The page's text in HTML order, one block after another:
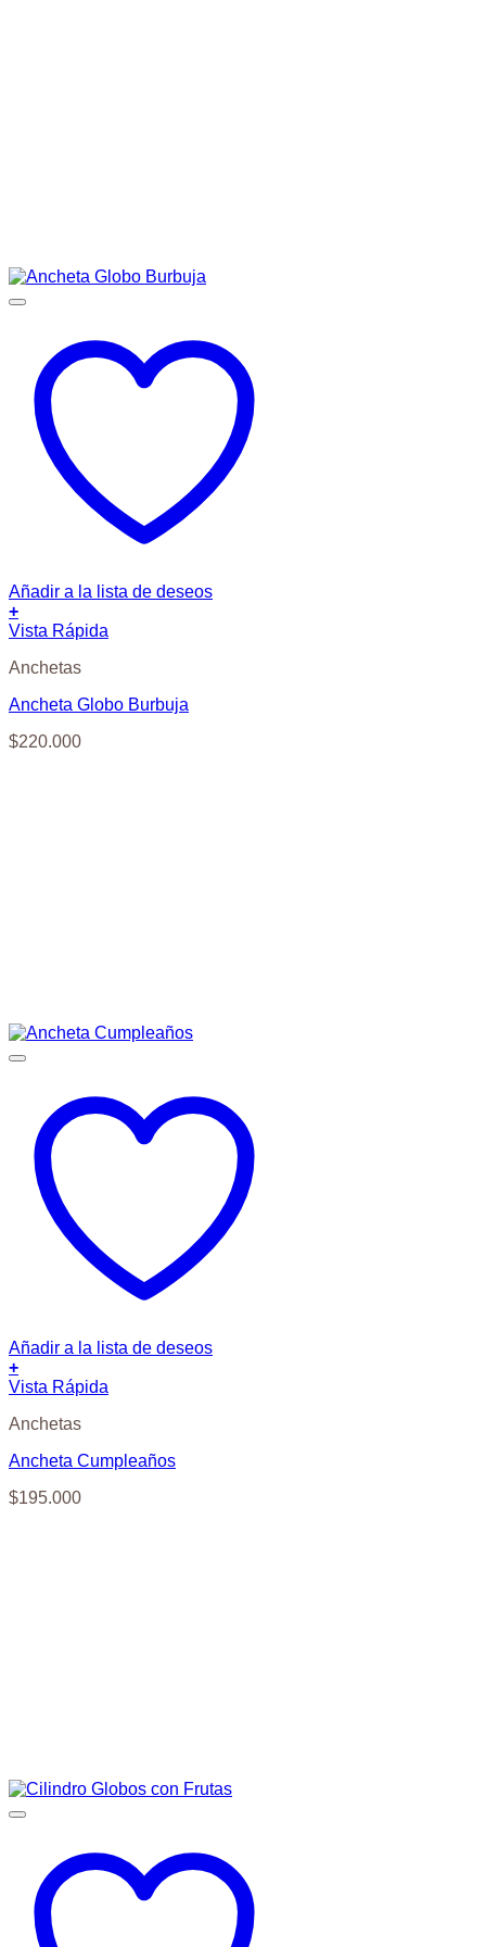
Añadir a la lista de deseos
+
Vista Rápida
Anchetas
Ancheta Globo Burbuja
$220.000
Añadir a la lista de deseos
+
Vista Rápida
Anchetas
Ancheta Cumpleaños
$195.000